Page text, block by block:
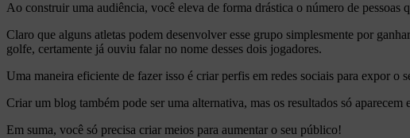
Ao construir uma audiência, você eleva de forma drástica o número de pessoas
Claro que alguns atletas podem desenvolver esse grupo simplesmente por
golfe, certamente já ouviu falar no nome desses dois jogadores.
Uma maneira eficiente de fazer isso é criar perfis em redes sociais para expor o
Criar um blog também pode ser uma alternativa, mas os resultados só
Em suma, você só precisa criar meios para aumentar o seu público!